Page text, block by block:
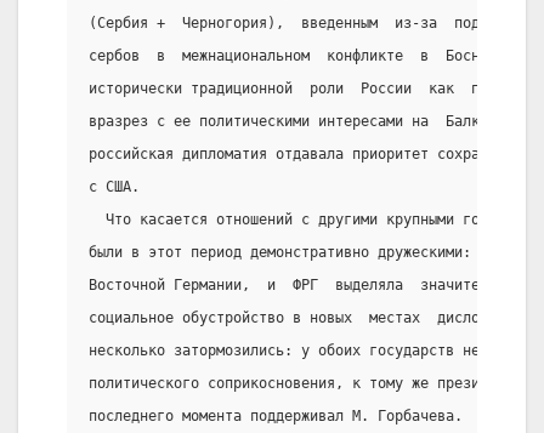
(Сербия +  Черногория),  введенным  из-за  поддержки
сербов  в  межнациональном  конфликте  в  Боснии.
исторически традиционной  роли  России  как
вразрез с ее политическими интересами на  Балканах.
российская дипломатия отдавала приоритет сохранению
с США.
Что касается отношений с другими крупными
были в этот период демонстративно дружескими:
Восточной Германии,  и  ФРГ  выделяла  значительные
социальное обустройство в новых  местах
несколько затормозились: у обоих государств не было
политического соприкосновения, к тому же президент
последнего момента поддерживал М. Горбачева.